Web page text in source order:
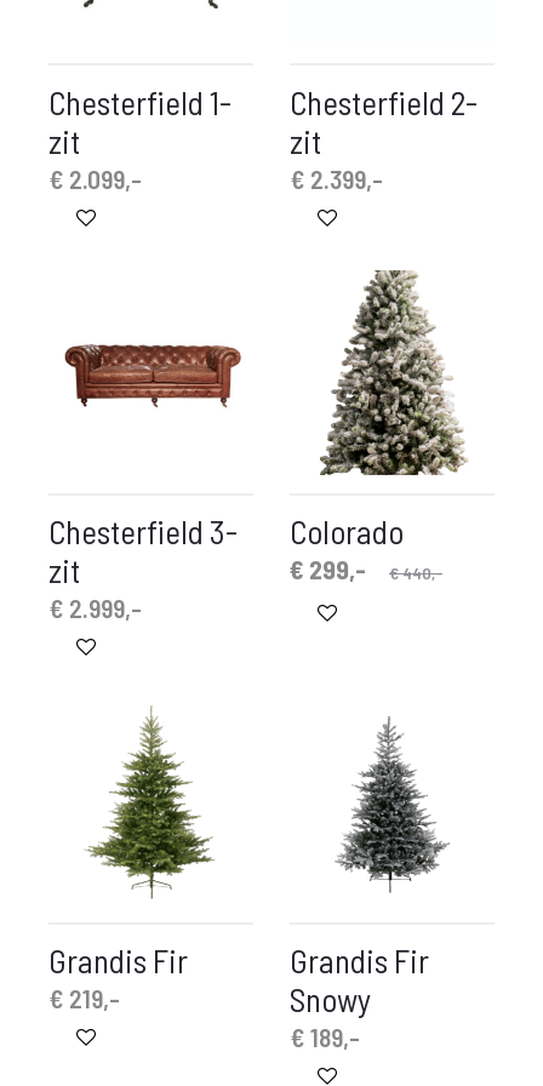
Chesterfield 1-
zit
€ 2.099,-
Chesterfield 2-
zit
€ 2.399,-
Chesterfield 3-
zit
€ 2.999,-
Colorado
€440,-
Oorspronkelijke
prijs
€ 299,-
Huidige
Grandis Fir
€ 219,-
Grandis Fir
Snowy
€189,-